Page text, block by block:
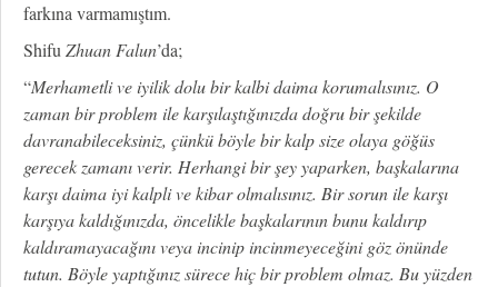
farkına varmamıştım.
ShifuZhuan Falun’da;
“Merhametli ve iyilik dolu bir kalbi daima korumalısınız. O
zaman bir problem ile karşılaştığınızda doğru bir şekilde
davranabileceksiniz, çünkü böyle bir kalp size olaya göğüs
gerecek zamanı verir. Herhangi bir şey yaparken, başkalarına
karşı daima iyi kalpli ve kibar olmalısınız. Bir sorun ile karşı
karşıya kaldığınızda, öncelikle başkalarının bunu kaldırıp
kaldıramayacağını veya incinip incinmeyeceğini göz önünde
tutun. Böyle yaptığınız sürece hiç bir problem olmaz. Bu yüzden